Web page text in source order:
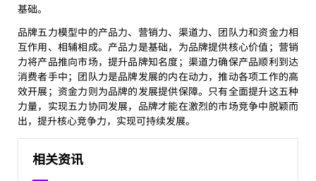
基础。
品牌五力模型中的产品力、营销力、渠道力、团队力和资金力相
互作用、相辅相成。产品力是基础，为品牌提供核心价值；营销
力将产品推向市场，提升品牌知名度；渠道力确保产品顺利到达
消费者手中；团队力是品牌发展的内在动力，推动各项工作的高
效开展；资金力则为品牌的发展提供保障。只有全面提升这五种
力量，实现五力协同发展，品牌才能在激烈的市场竞争中脱颖而
出，提升核心竞争力，实现可持续发展。
相关资讯